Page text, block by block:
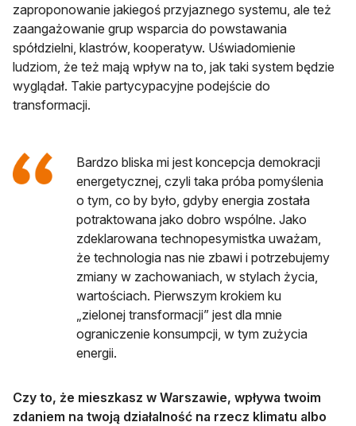
zaproponowanie jakiegoś przyjaznego systemu, ale też
zaangażowanie grup wsparcia do powstawania
spółdzielni, klastrów, kooperatyw. Uświadomienie
ludziom, że też mają wpływ na to, jak taki system będzie
wyglądał. Takie partycypacyjne podejście do
transformacji.
Bardzo bliska mi jest koncepcja demokracji
energetycznej, czyli taka próba pomyślenia
o tym, co by było, gdyby energia została
potraktowana jako dobro wspólne. Jako
zdeklarowana technopesymistka uważam,
że technologia nas nie zbawi i potrzebujemy
zmiany w zachowaniach, w stylach życia,
wartościach. Pierwszym krokiem ku
„zielonej transformacji” jest dla mnie
ograniczenie konsumpcji, w tym zużycia
energii.
Czy to, że mieszkasz w Warszawie, wpływa twoim
zdaniem na twoją działalność na rzecz klimatu albo